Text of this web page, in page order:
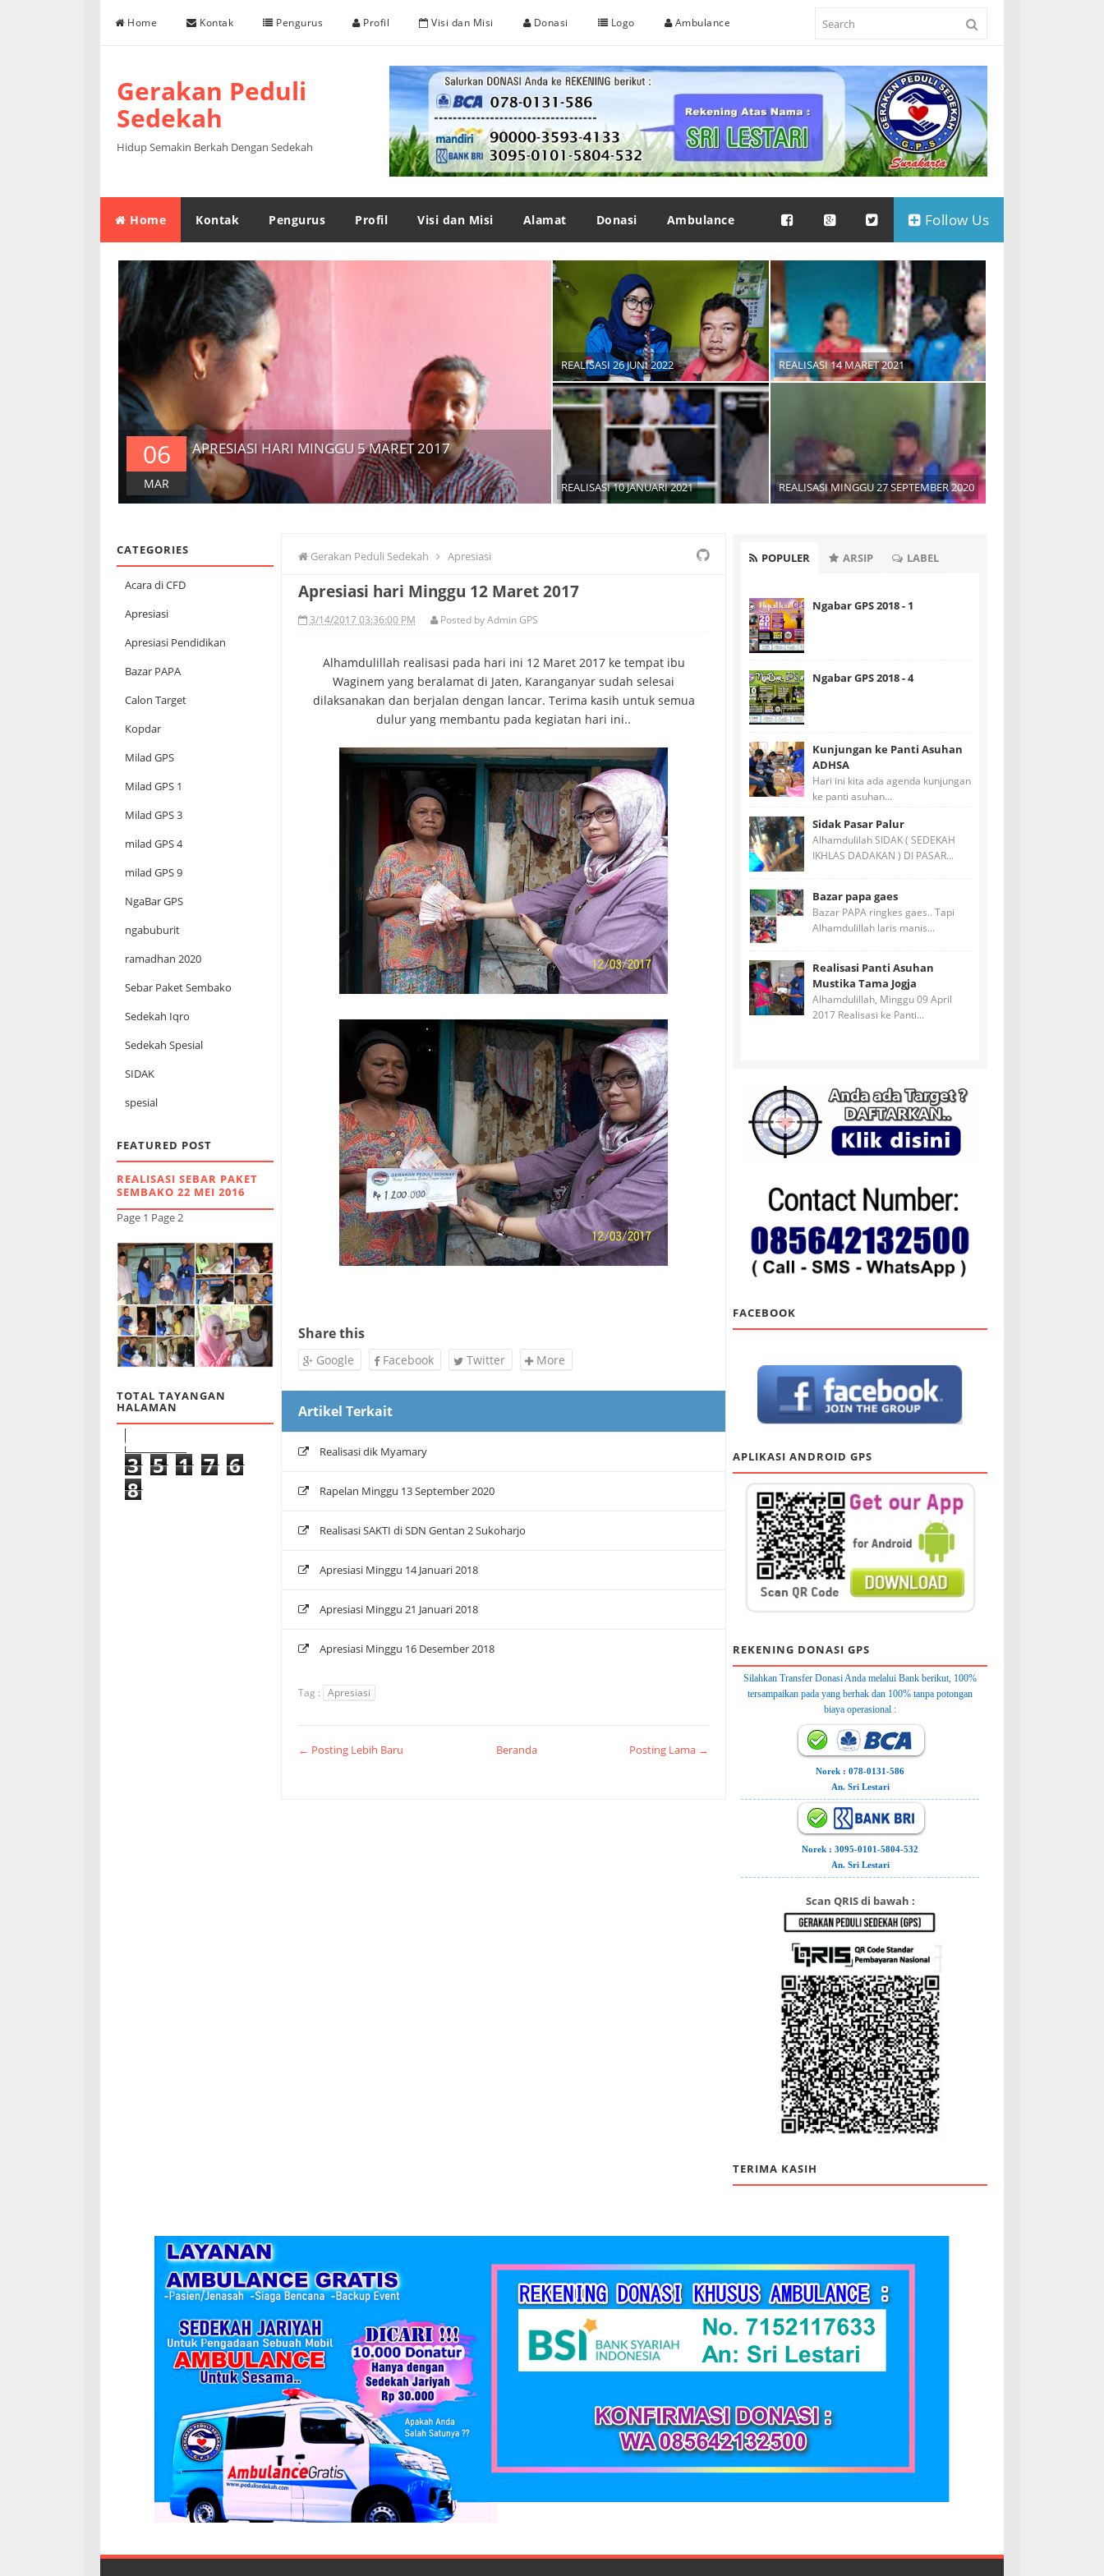
Home Kontak Pengurus Profil Visi dan Misi Donasi Logo Ambulance
Gerakan Peduli
Sedekah
Hidup Semakin Berkah Dengan Sedekah
Home Kontak Pengurus Profil Visi dan Misi Alamat Donasi Ambulance Follow Us
APRESIASI HARI MINGGU 5 MARET 2017
06
MAR
REALISASI 26 JUNI 2022 REALISASI 14 MARET 2021
REALISASI 10 JANUARI 2021 REALISASI MINGGU 27 SEPTEMBER 2020
CATEGORIES
Acara di CFD
Apresiasi
Apresiasi Pendidikan
Bazar PAPA
Calon Target
Kopdar
Milad GPS
Milad GPS 1
Milad GPS 3
milad GPS 4
milad GPS 9
NgaBar GPS
ngabuburit
ramadhan 2020
Sebar Paket Sembako
Sedekah Iqro
Sedekah Spesial
SIDAK
spesial
FEATURED POST
REALISASI SEBAR PAKET
SEMBAKO 22 MEI 2016
Page 1 Page 2
TOTAL TAYANGAN
HALAMAN
3 5 1 7 6
8
Gerakan Peduli Sedekah Apresiasi
Apresiasi hari Minggu 12 Maret 2017
3/14/2017 03:36:00 PM Posted byAdmin GPS
Alhamdulillah realisasi pada hari ini 12 Maret 2017 ke tempat ibu
Waginem yang beralamat di Jaten, Karanganyar sudah selesai
dilaksanakan dan berjalan dengan lancar. Terima kasih untuk semua
dulur yang membantu pada kegiatan hari ini..
Share this
Google Facebook Twitter More
Artikel Terkait
Realisasi dik Myamary
Rapelan Minggu 13 September 2020
Realisasi SAKTI di SDN Gentan 2 Sukoharjo
Apresiasi Minggu 14 Januari 2018
Apresiasi Minggu 21 Januari 2018
Apresiasi Minggu 16 Desember 2018
Tag : Apresiasi
← Posting Lebih Baru Posting Lama →
Beranda
POPULER ARSIP LABEL
Ngabar GPS 2018 - 1
Ngabar GPS 2018 - 4
Kunjungan ke Panti Asuhan
ADHSA
Hari ini kita ada agenda kunjungan
ke panti asuhan...
Sidak Pasar Palur
Alhamdulilah SIDAK ( SEDEKAH
IKHLAS DADAKAN ) DI PASAR...
Bazar papa gaes
Bazar PAPA ringkes gaes.. Tapi
Alhamdulillah laris manis...
Realisasi Panti Asuhan
Mustika Tama Jogja
Alhamdulillah, Minggu 09 April
2017 Realisasi ke Panti...
FACEBOOK
APLIKASI ANDROID GPS
REKENING DONASI GPS
Silahkan Transfer Donasi Anda melalui Bank berikut, 100%
tersampaikan pada yang berhak dan 100% tanpa potongan
biaya operasional :
Norek : 078-0131-586
An. Sri Lestari
Norek : 3095-0101-5804-532
An. Sri Lestari
Scan QRIS di bawah :
TERIMA KASIH